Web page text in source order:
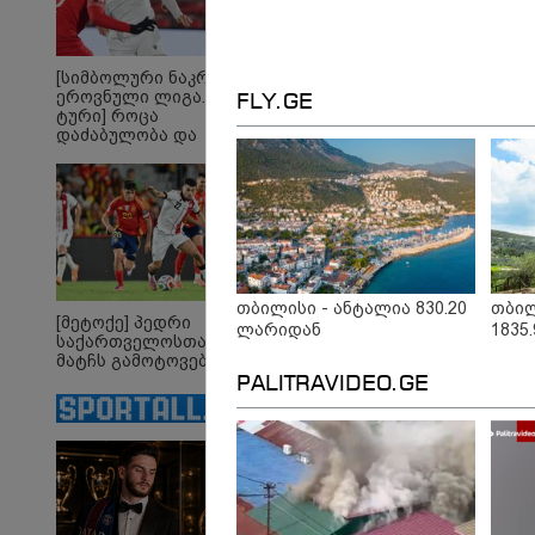
„რიკოთის მსგავსი
რთული საინჟინრო
ობიექტების მოვლა-
[სიმბოლური ნაკრები.
ეროვნული ლიგა. XXX
ტური] როცა
დაძაბულობა და
არიან...
[მეტოქე] პედრი
საქართველოსთან
მატჩს გამოტოვებს
FLY.GE
თბილისი - ანტალია 830.20
ლარიდან
PALITRAVIDEO.GE